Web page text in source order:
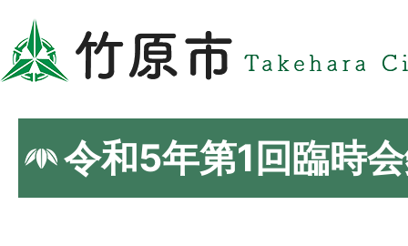
令和5年第1回臨時